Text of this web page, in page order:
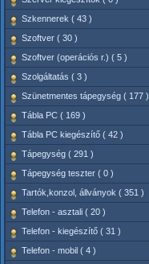
Szkennerek ( 43 )
Szoftver ( 30 )
Szoftver (operációs r.) ( 5 )
Szolgáltatás ( 3 )
Szünetmentes tápegység ( 177 )
Tábla PC ( 169 )
Tábla PC kiegészítő ( 42 )
Tápegység ( 291 )
Tápegység teszter ( 0 )
Tartók,konzol, állványok ( 351 )
Telefon - asztali ( 20 )
Telefon - kiegészítő ( 31 )
Telefon - mobil ( 4 )